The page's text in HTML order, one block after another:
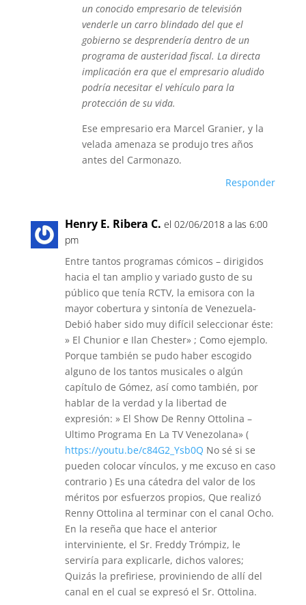
un conocido empresario de televisión
venderle un carro blindado del que el
gobierno se desprendería dentro de un
programa de austeridad fiscal. La directa
implicación era que el empresario aludido
podría necesitar el vehículo para la
protección de su vida.
Ese empresario era Marcel Granier, y la
velada amenaza se produjo tres años
antes del Carmonazo.
Responder
Henry E. Ribera C. el 02/06/2018 a las 6:00
pm
Entre tantos programas cómicos – dirigidos
hacia el tan amplio y variado gusto de su
público que tenía RCTV, la emisora con la
mayor cobertura y sintonía de Venezuela-
Debió haber sido muy difícil seleccionar éste:
» El Chunior e Ilan Chester» ; Como ejemplo.
Porque también se pudo haber escogido
alguno de los tantos musicales o algún
capítulo de Gómez, así como también, por
hablar de la verdad y la libertad de
expresión: » El Show De Renny Ottolina –
Ultimo Programa En La TV Venezolana» (
https://youtu.be/c84G2_Ysb0Q No sé si se
pueden colocar vínculos, y me excuso en caso
contrario ) Es una cátedra del valor de los
méritos por esfuerzos propios, Que realizó
Renny Ottolina al terminar con el canal Ocho.
En la reseña que hace el anterior
interviniente, el Sr. Freddy Trómpiz, le
serviría para explicarle, dichos valores;
Quizás la prefiriese, proviniendo de allí del
canal en el cual se expresó el Sr. Ottolina.